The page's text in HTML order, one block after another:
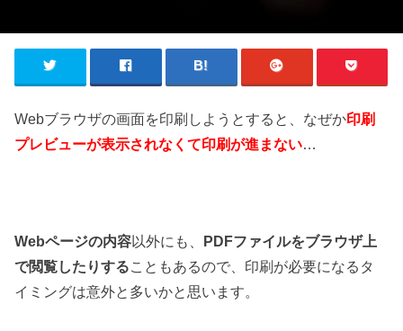
Webブラウザの画面を印刷しようとすると、なぜか印刷
プレビューが表示されなくて印刷が進まない…
Webページの内容以外にも、
PDFファイルをブラウザ上
で閲覧したりすることもあるので、印刷が必要になるタ
イミングは意外と多いかと思います。